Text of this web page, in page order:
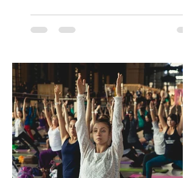
Después de agotar entradas en su primer
paso por Santiago en 2025, el grupo
retorna al Teatro Estudio 13 con dos
funciones, el 14 y 15 de agosto de 2026,
para que nadie se quede con las ganas (de
nuevo). Llegan con la confianza de quien
ha hecho sold-out en Colombia, Miami,